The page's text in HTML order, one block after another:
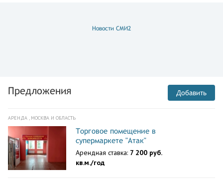
Новости СМИ2
Предложения Добавить
АРЕНДА , МОСКВА И ОБЛАСТЬ
Торговое помещение в
супермаркете "Атак"
Арендная ставка: 7 200 руб.
кв.м./год